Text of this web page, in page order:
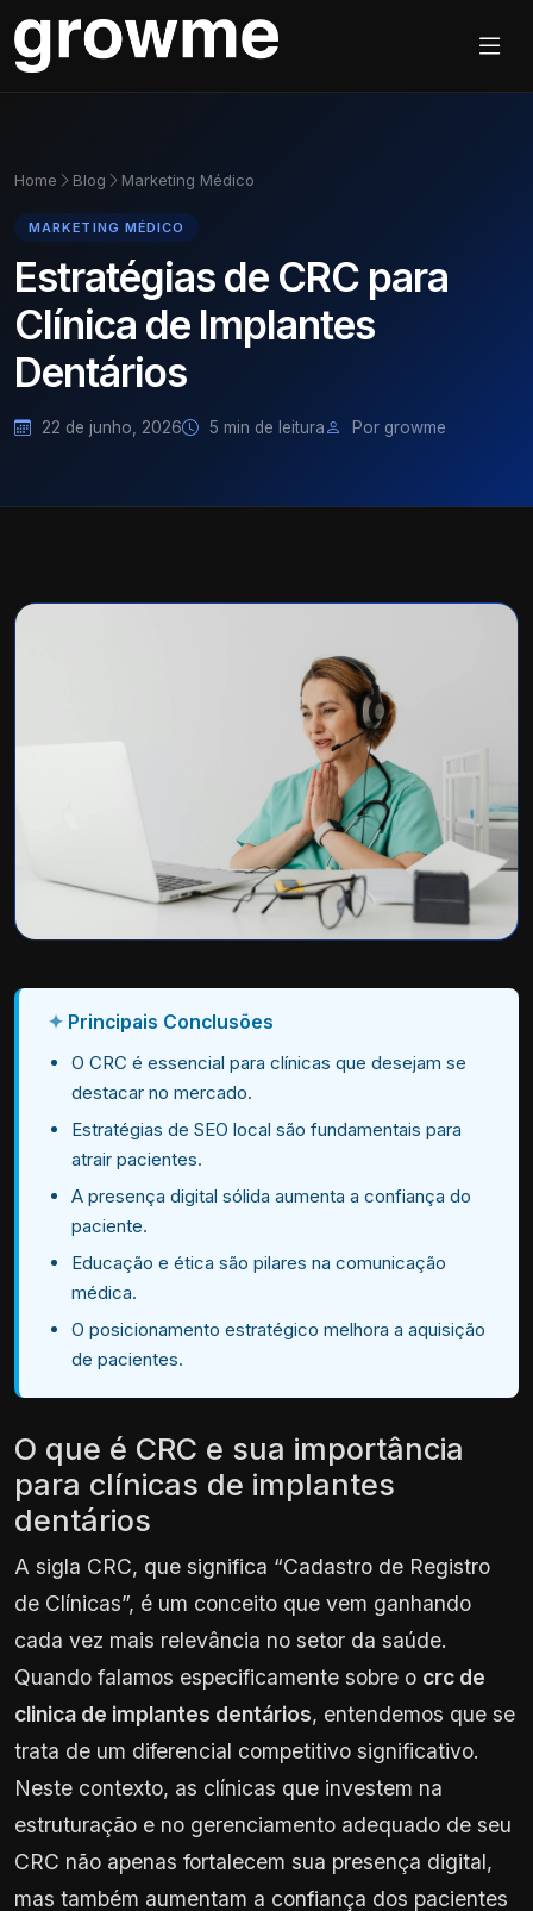
Home Blog Marketing Médico
MARKETING MÉDICO
Estratégias de CRC para
Clínica de Implantes
Dentários
22 de junho, 2026 5 min de leitura Por growme
Principais Conclusões
O CRC é essencial para clínicas que desejam se
destacar no mercado.
Estratégias de SEO local são fundamentais para
atrair pacientes.
A presença digital sólida aumenta a confiança do
paciente.
Educação e ética são pilares na comunicação
médica.
O posicionamento estratégico melhora a aquisição
de pacientes.
O que é CRC e sua importância
para clínicas de implantes
dentários
A sigla CRC, que significa “Cadastro de Registro
de Clínicas”, é um conceito que vem ganhando
cada vez mais relevância no setor da saúde.
Quando falamos especificamente sobre o crc de
clinica de implantes dentários, entendemos que se
trata de um diferencial competitivo significativo.
Neste contexto, as clínicas que investem na
estruturação e no gerenciamento adequado de seu
CRC não apenas fortalecem sua presença digital,
mas também aumentam a confiança dos pacientes